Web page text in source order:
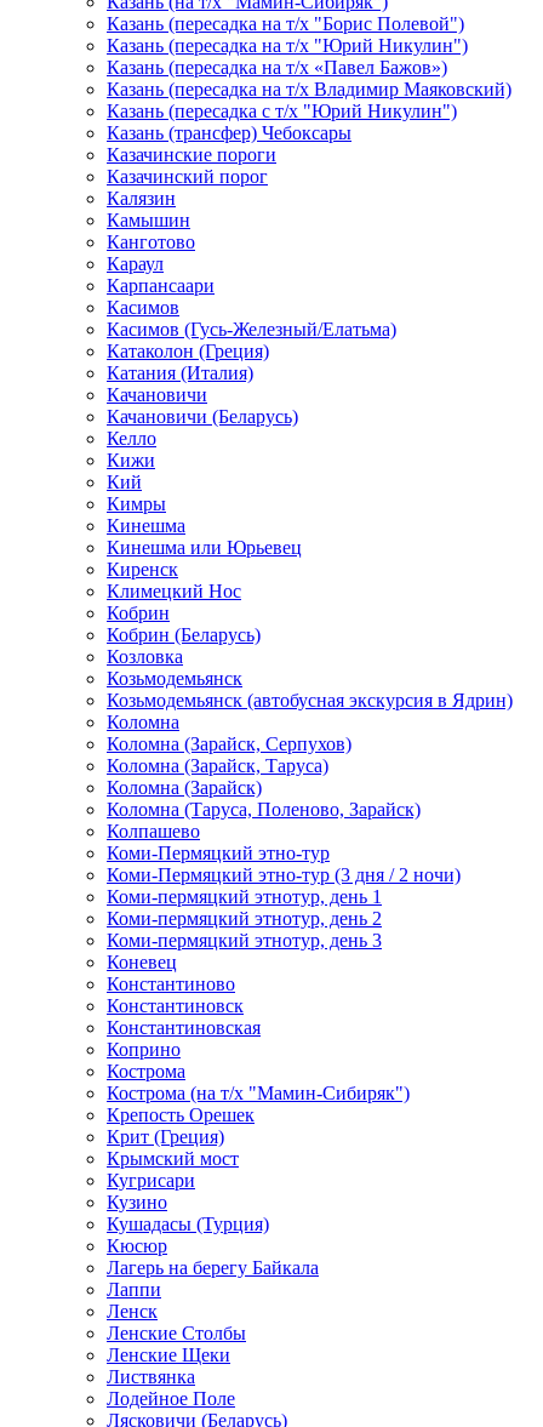
Казань (пересадка на т/х "Борис Полевой")
Казань (пересадка на т/х "Юрий Никулин")
Казань (пересадка на т/х «Павел Бажов»)
Казань (пересадка на т/х Владимир Маяковский)
Казань (пересадка с т/х "Юрий Никулин")
Казань (трансфер) Чебоксары
Казачинские пороги
Казачинский порог
Калязин
Камышин
Канготово
Караул
Карпансаари
Касимов
Касимов (Гусь-Железный/Елатьма)
Катаколон (Греция)
Катания (Италия)
Качановичи
Качановичи (Беларусь)
Келло
Кижи
Кий
Кимры
Кинешма
Кинешма или Юрьевец
Киренск
Климецкий Нос
Кобрин
Кобрин (Беларусь)
Козловка
Козьмодемьянск
Козьмодемьянск (автобусная экскурсия в Ядрин)
Коломна
Коломна (Зарайск, Серпухов)
Коломна (Зарайск, Таруса)
Коломна (Зарайск)
Коломна (Таруса, Поленово, Зарайск)
Колпашево
Коми-Пермяцкий этно-тур
Коми-Пермяцкий этно-тур (3 дня / 2 ночи)
Коми-пермяцкий этнотур, день 1
Коми-пермяцкий этнотур, день 2
Коми-пермяцкий этнотур, день 3
Коневец
Константиново
Константиновск
Константиновская
Коприно
Кострома
Кострома (на т/х "Мамин-Сибиряк")
Крепость Орешек
Крит (Греция)
Крымский мост
Кугрисари
Кузино
Кушадасы (Турция)
Кюсюр
Лагерь на берегу Байкала
Лаппи
Ленск
Ленские Столбы
Ленские Щеки
Листвянка
Лодейное Поле
Лясковичи (Беларусь)